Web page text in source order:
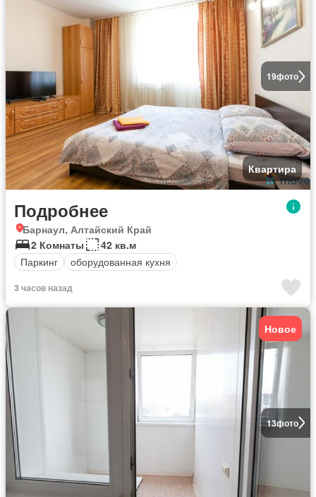
19фото
Квартира
Подробнее
Барнаул, Алтайский Край
2 Комнаты
42 кв.м
Паркинг
оборудованная кухня
3 часов назад
13фото
Новое